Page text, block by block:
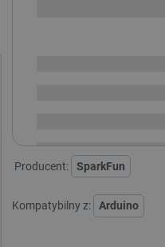
Producent: SparkFun
Kompatybilny z: Arduino